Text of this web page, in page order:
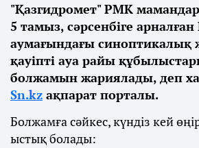
"Қазгидромет" РМК
5 тамыз, сәрсенбіге
аумағындағы синоптикалық
қауіпті ауа райы
болжамын жариялады, деп
Sn.kz ақпарат порталы.
Болжамға сәйкес, күндіз кей
ыстық болады: